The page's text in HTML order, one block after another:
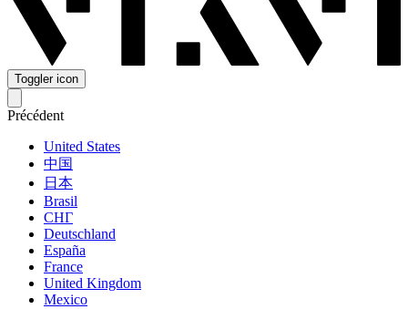
Toggler icon
Précédent
United States
中国
日本
Brasil
СНГ
Deutschland
España
France
United Kingdom
Mexico